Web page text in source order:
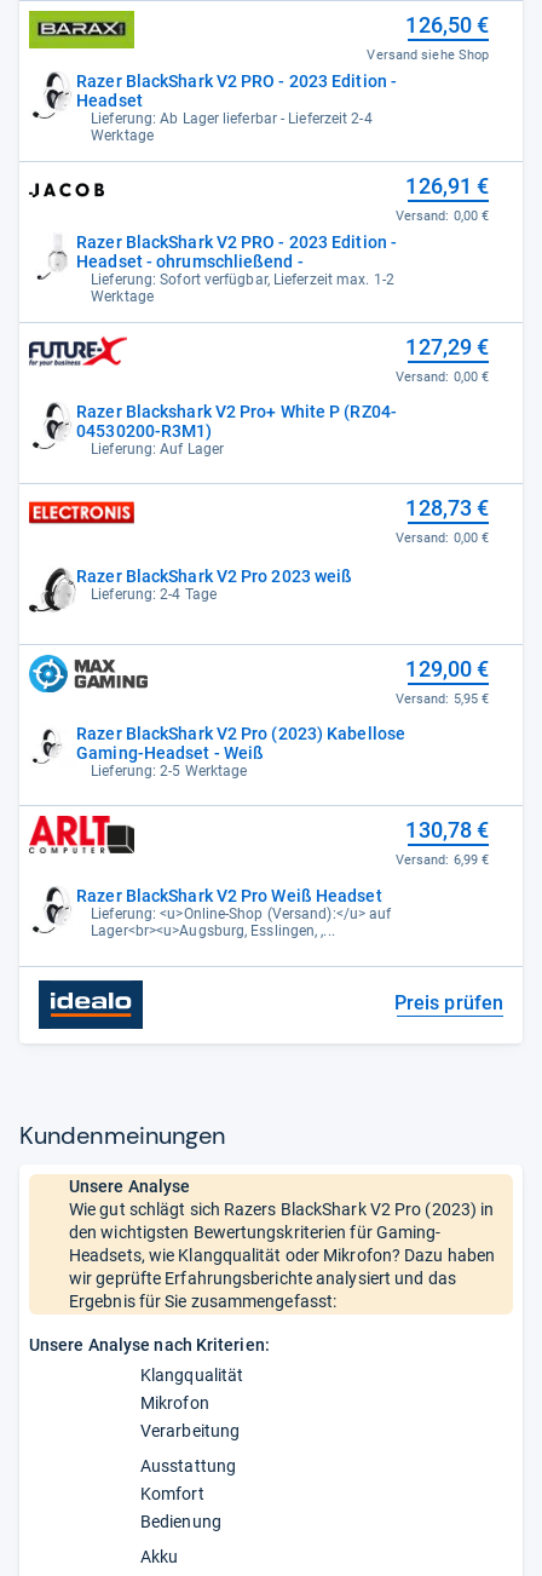
Razer BlackShark V2 PRO - 2023 Edition -
Headset
Lieferung: Ab Lager lieferbar - Lieferzeit 2-4
Werktage
126,50 €
Versand siehe Shop
Razer BlackShark V2 PRO - 2023 Edition -
Headset - ohrumschließend -
Lieferung: Sofort verfügbar, Lieferzeit max. 1-2
Werktage
126,91 €
Versand: 0,00 €
Razer Blackshark V2 Pro+ White P (RZ04-
04530200-R3M1)
Lieferung: Auf Lager
127,29 €
Versand: 0,00 €
Razer BlackShark V2 Pro 2023 weiß
Lieferung: 2-4 Tage
128,73 €
Versand: 0,00 €
Razer BlackShark V2 Pro (2023) Kabellose
Gaming-Headset - Weiß
Lieferung: 2-5 Werktage
129,00 €
Versand: 5,95 €
Razer BlackShark V2 Pro Weiß Headset
Lieferung: <u>Online-Shop (Versand):</u> auf
Lager<br><u>Augsburg, Esslingen, ,...
130,78 €
Versand: 6,99 €
Preis prüfen
Kun­den­mei­nun­gen
Unsere Analyse
Wie gut schlägt sich Razers BlackShark V2 Pro (2023) in
den wichtigsten Bewertungskriterien für Gaming-
Headsets, wie Klangqualität oder Mikrofon? Dazu haben
wir geprüfte Erfahrungsberichte analysiert und das
Ergebnis für Sie zusammengefasst:
Unsere Analyse nach Kriterien:
Klangqualität
Mikrofon
Verarbeitung
Ausstattung
Komfort
Bedienung
Akku